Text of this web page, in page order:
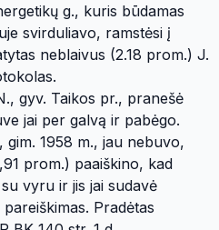
g., kuris būdamas
svirduliavo, ramstėsi į
neblaivus (2.18 prom.) J.
gyv. Taikos pr., pranešė
jai per galvą ir pabėgo.
1958 m., jau nebuvo,
prom.) paaiškino, kad
vyru ir jis jai sudavė
Pradėtas